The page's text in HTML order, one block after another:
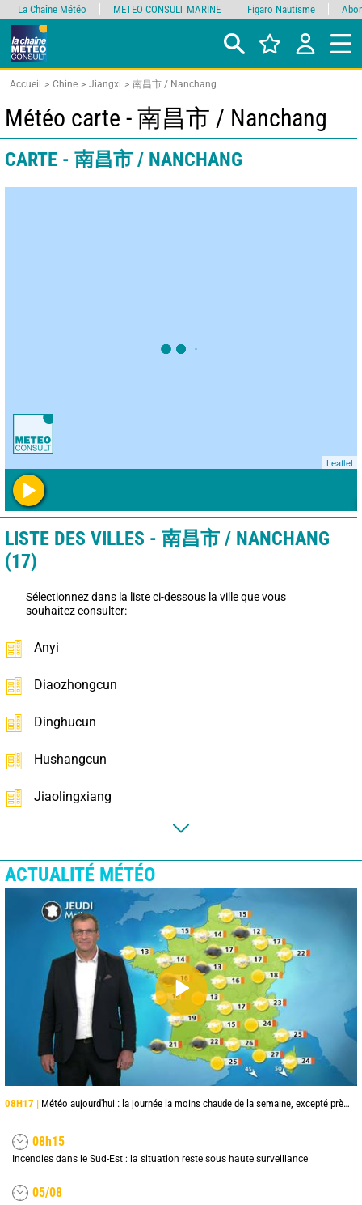
Accueil Chine Jiangxi 南昌市 / Nanchang
Météo carte - 南昌市 / Nanchang
CARTE - 南昌市 / NANCHANG
Leaflet
LISTE DES VILLES - 南昌市 / NANCHANG
(17)
Sélectionnez dans la liste ci-dessous la ville que vous
souhaitez consulter:
Anyi
Diaozhongcun
Dinghucun
Hushangcun
Jiaolingxiang
ACTUALITÉ MÉTÉO
08H17 | Météo aujourd'hui : la journée la moins chaude de la semaine, excepté près de la Méditerranée
08h15
Incendies dans le Sud-Est : la situation reste sous haute surveillance
05/08
La Chaîne Météo METEO CONSULT MARINE Figaro Nautisme